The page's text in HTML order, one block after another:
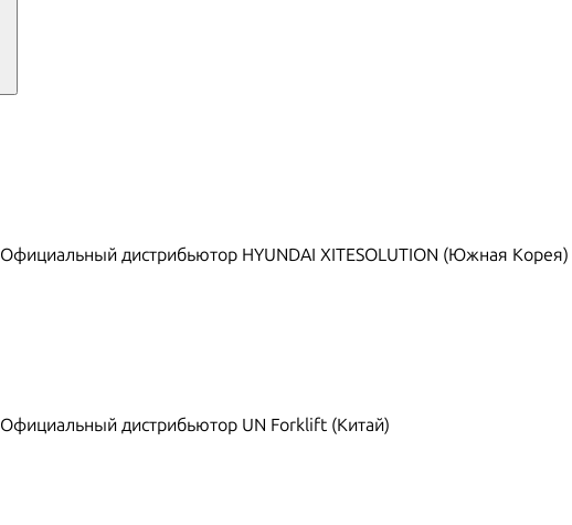
Официальный дистрибьютор HYUNDAI XITESOLUTION (Южная Корея)
Официальный дистрибьютор UN Forklift (Китай)